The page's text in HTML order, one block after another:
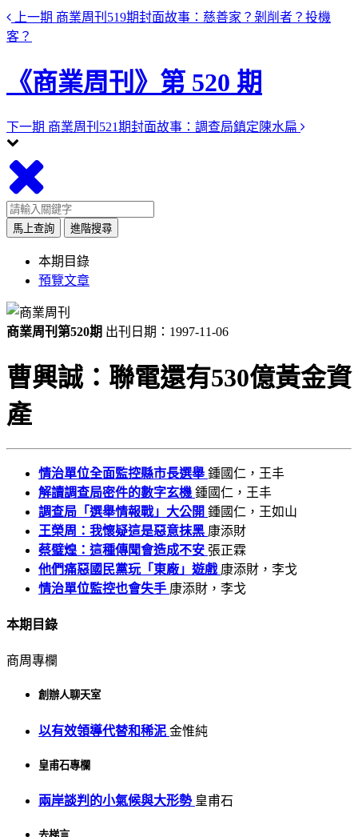
上一期 商業周刊519期封面故事：慈善家？剝削者？投機
客？
《商業周刊》第 520 期
下一期 商業周刊521期封面故事：調查局鎮定陳水扁
馬上查詢 進階搜尋
本期目錄
預覽文章
商業周刊第520期 出刊日期：1997-11-06
曹興誠：聯電還有530億黃金資
產
情治單位全面監控縣市長選舉鍾國仁，王丰
解讀調查局密件的數字玄機 鍾國仁，王丰
調查局「選舉情報戰」大公開 鍾國仁，王如山
王榮周：我懷疑這是惡意抹黑 康添財
蔡璧煌：這種傳聞會造成不安 張正霖
他們痛惡國民黨玩「東廠」遊戲 康添財，李戈
情治單位監控也會失手 康添財，李戈
本期目錄
商周專欄
創辦人聊天室
以有效領導代替和稀泥 金惟純
皇甫石專欄
兩岸談判的小氣候與大形勢 皇甫石